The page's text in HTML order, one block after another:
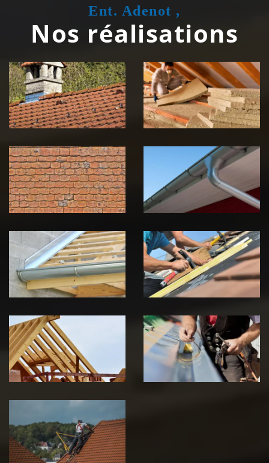
Ent. Adenot ,
Nos réalisations
Couvreur
zingueur 39
Jura
Isolation de
toiture 39
Jura
démoussage de
toiture 39
Jura
pose de
gouttière 39
Jura
Pose de
Chéneau 39
Jura
Réparation de
toiture 39
Jura
Traitement de
charpente 39
Jura
Travaux de
zinguerie 39
Jura
Urgence fuite
de toiture 39
Jura